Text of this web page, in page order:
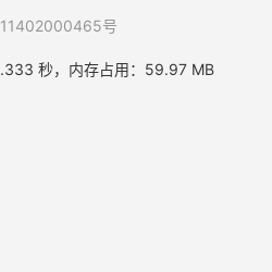
号
秒，内存占用：59.97 MB